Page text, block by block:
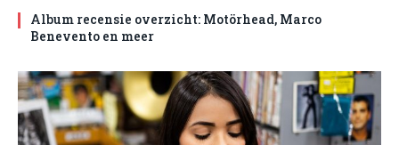
Album recensie overzicht: Motörhead, Marco
Benevento en meer